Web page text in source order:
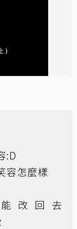
:D
容怎麼樣
改回去